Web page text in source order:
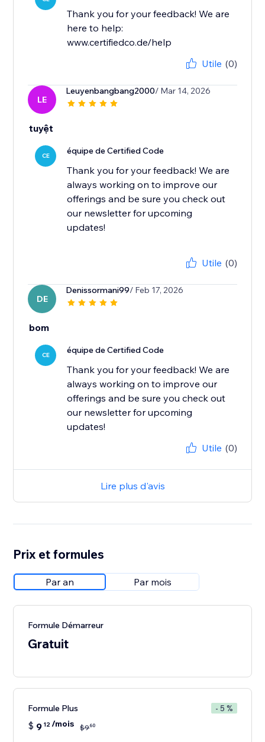
Thank you for your feedback! We are
here to help:
www.certifiedco.de/help
Utile (0)
LE
Leuyenbangbang2000/ Mar 14, 2026
tuyệt
CE équipe de Certified Code
Thank you for your feedback! We are
always working on to improve our
offerings and be sure you check out
our newsletter for upcoming
updates!
Utile (0)
DE
Denissormani99/ Feb 17, 2026
bom
CE équipe de Certified Code
Thank you for your feedback! We are
always working on to improve our
offerings and be sure you check out
our newsletter for upcoming
updates!
Utile (0)
Lire plus d'avis
Prix et formules
Par an Par mois
Formule Démarreur
Gratuit
Formule Plus - 5 %
$ 9 12/mois $960